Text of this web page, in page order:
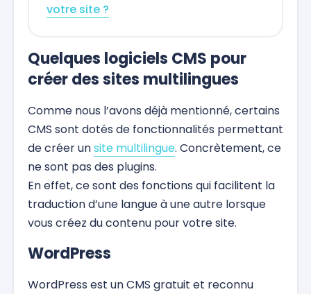
votre site ?
Quelques logiciels CMS pour
créer des sites multilingues
Comme nous l’avons déjà mentionné, certains
CMS sont dotés de fonctionnalités permettant
de créer unsite multilingue. Concrètement, ce
ne sont pas des plugins.
En effet, ce sont des fonctions qui facilitent la
traduction d’une langue à une autre lorsque
vous créez du contenu pour votre site.
WordPress
WordPress est un CMS gratuit et reconnu